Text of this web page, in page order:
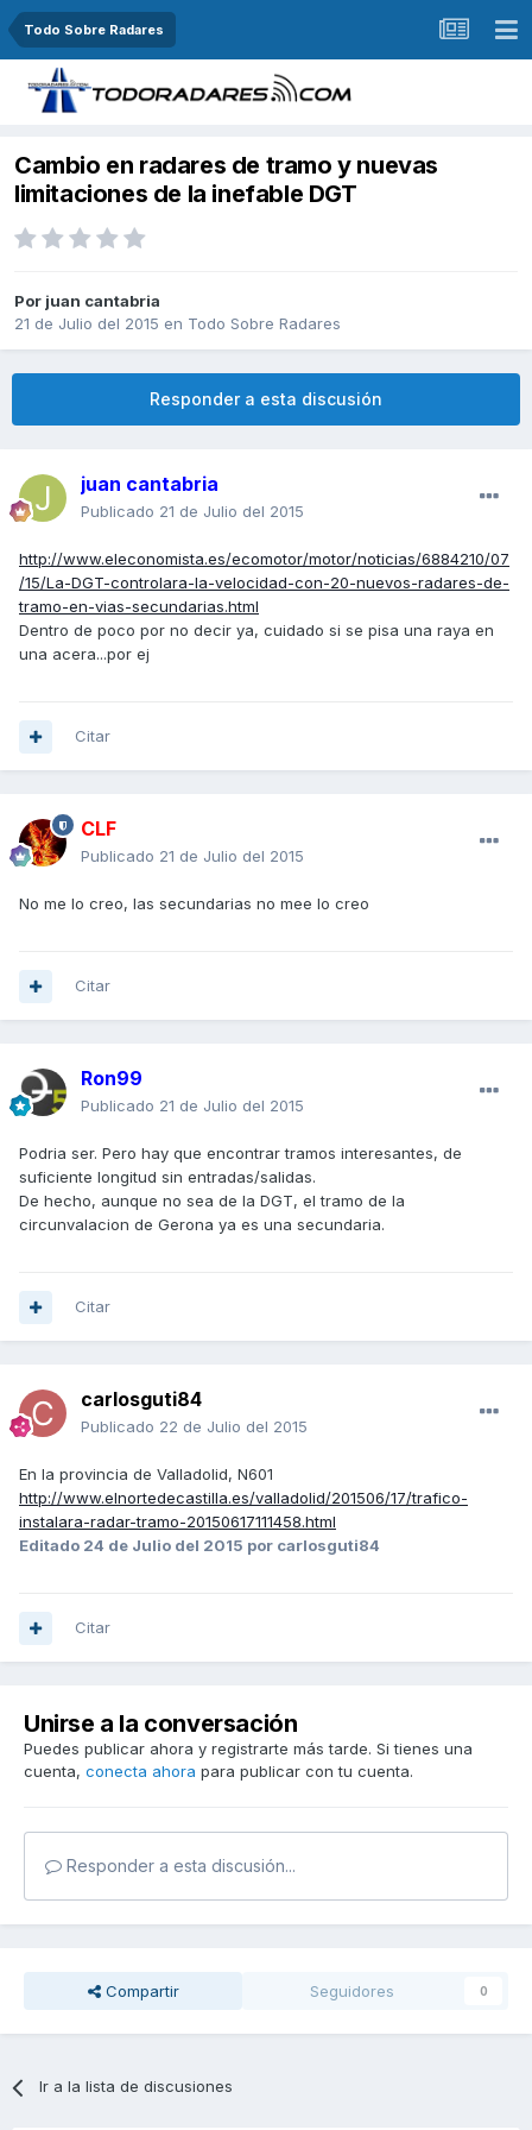
Todo Sobre Radares
Cambio en radares de tramo y nuevas
limitaciones de la inefable DGT
Por juan cantabria
21 de Julio del 2015 en Todo Sobre Radares
Responder a esta discusión
juan cantabria
Publicado 21 de Julio del 2015
http://www.eleconomista.es/ecomotor/motor/noticias/6884210/07
/15/La-DGT-controlara-la-velocidad-con-20-nuevos-radares-de-
tramo-en-vias-secundarias.html
Dentro de poco por no decir ya, cuidado si se pisa una raya en
una acera...por ej
Citar
CLF
Publicado 21 de Julio del 2015
No me lo creo, las secundarias no mee lo creo
Citar
Ron99
Publicado 21 de Julio del 2015
Podria ser. Pero hay que encontrar tramos interesantes, de
suficiente longitud sin entradas/salidas.
De hecho, aunque no sea de la DGT, el tramo de la
circunvalacion de Gerona ya es una secundaria.
Citar
carlosguti84
Publicado 22 de Julio del 2015
En la provincia de Valladolid, N601
http://www.elnortedecastilla.es/valladolid/201506/17/trafico-
instalara-radar-tramo-20150617111458.html
Editado 24 de Julio del 2015 por carlosguti84
Citar
Unirse a la conversación
Puedes publicar ahora y registrarte más tarde. Si tienes una
cuenta, conecta ahora para publicar con tu cuenta.
Responder a esta discusión...
Compartir Seguidores 0
Ir a la lista de discusiones